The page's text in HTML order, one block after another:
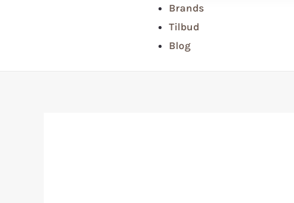
Brands
Tilbud
Blog